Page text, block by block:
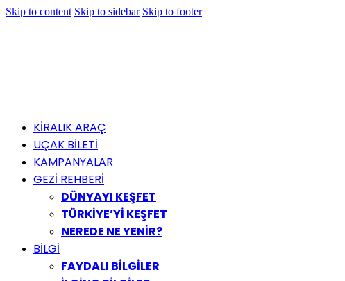
Skip to content Skip to sidebar Skip to footer
KİRALIK ARAÇ
UÇAK BİLETİ
KAMPANYALAR
GEZİ REHBERİ
DÜNYAYI KEŞFET
TÜRKİYE’Yİ KEŞFET
NEREDE NE YENİR?
BİLGİ
FAYDALI BİLGİLER